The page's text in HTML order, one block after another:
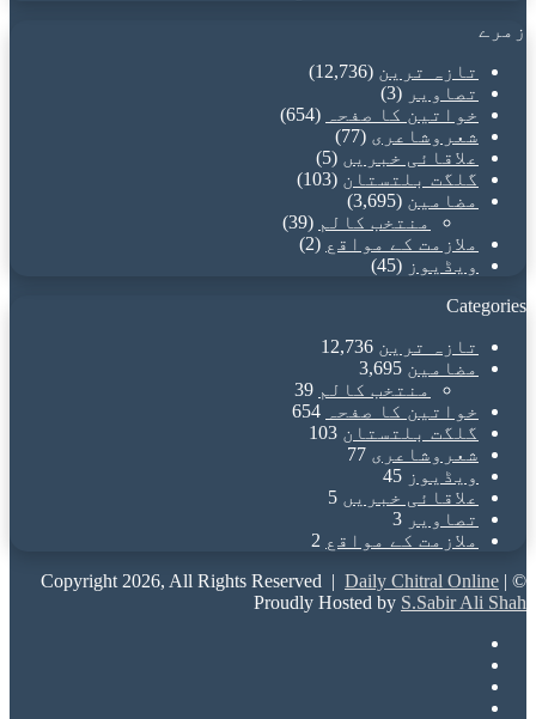
زمرے
تازہ ترین (12,736)
تصاویر (3)
خواتین کا صفحہ (654)
شعروشاعری (77)
علاقائی خبریں (5)
گلگت بلتستان (103)
مضامین (3,695)
منتخب کالم (39)
ملازمت کے مواقع (2)
ویڈیوز (45)
Categories
تازہ ترین 12,736
مضامین 3,695
منتخب کالم 39
خواتین کا صفحہ 654
گلگت بلتستان 103
شعروشاعری 77
ویڈیوز 45
علاقائی خبریں 5
تصاویر 3
ملازمت کے مواقع 2
© Copyright 2026, All Rights Reserved |
Daily Chitral Online |
Proudly Hosted by S.Sabir Ali Shah